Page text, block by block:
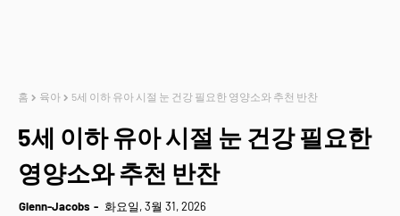
홈 육아 5세 이하 유아 시절 눈 건강 필요한 영양소와 추천 반찬
5세 이하 유아 시절 눈 건강 필요한
영양소와 추천 반찬
Glenn-Jacobs 화요일, 3월 31, 2026